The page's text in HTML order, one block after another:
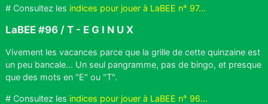
# Consultez les indices pour jouer à LaBEE n° 97...
LaBEE #96 / T - E G I N U X
Vivement les vacances parce que la grille de cette quinzaine est
un peu bancale... Un seul pangramme, pas de bingo, et presque
que des mots en "E" ou "T".
# Consultez les indices pour jouer à LaBEE n° 96...